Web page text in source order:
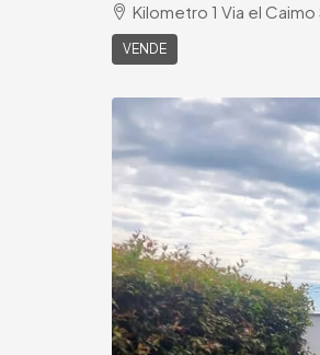
Kilometro 1 Via el
VENDE